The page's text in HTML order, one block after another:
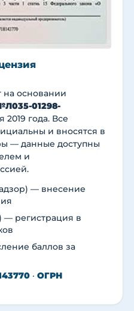
на основании
01298-
2019 года. Все
и вносятся в
— данные доступны
и
— внесение
регистрация в
баллов за
· ОГРН